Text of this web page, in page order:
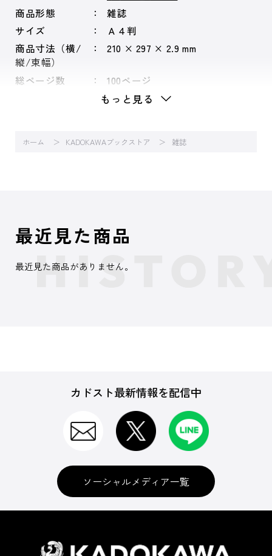
商品形態
雑誌
サイズ
Ａ４判
商品寸法（横/
縦/束幅）
210 × 297 × 2.9 mm
総ページ数 100ページ
もっと見る
ホーム KADOKAWAブックストア 雑誌
最近見た商品
最近見た商品がありません。
カドスト最新情報を配信中
ソーシャルメディア一覧